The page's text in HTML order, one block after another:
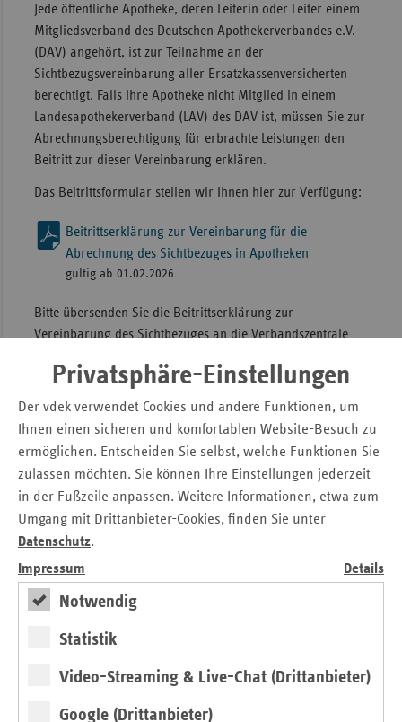
Privatsphäre-Einstellungen
Der vdek verwendet Cookies und andere Funktionen, um
Ihnen einen sicheren und komfortablen Website-Besuch zu
ermöglichen. Entscheiden Sie selbst, welche Funktionen Sie
zulassen möchten. Sie können Ihre Einstellungen jederzeit
in der Fußzeile anpassen. Weitere Informationen, etwa zum
Umgang mit Drittanbieter-Cookies, finden Sie unter
Datenschutz.
Impressum
Details
Notwendig
Statistik
Video-Streaming & Live-Chat (Drittanbieter)
Google (Drittanbieter)
Jede öffentliche Apotheke, deren Leiterin oder Leiter einem
Mitgliedsverband des Deutschen Apothekerverbandes e.V.
(DAV) angehört, ist zur Teilnahme an der
Sichtbezugsvereinbarung aller Ersatzkassenversicherten
berechtigt. Falls Ihre Apotheke nicht Mitglied in einem
Landesapothekerverband (LAV) des DAV ist, müssen Sie zur
Abrechnungsberechtigung für erbrachte Leistungen den
Beitritt zur dieser Vereinbarung erklären.
Das Beitrittsformular stellen wir Ihnen hier zur Verfügung:
Beitrittserklärung zur Vereinbarung für die
Abrechnung des Sichtbezuges in Apotheken
gültig ab 01.02.2026
Bitte übersenden Sie die Beitrittserklärung zur
Vereinbarung des Sichtbezuges an die Verbandszentrale
Impfstoffversorgung
Impfungen sind ein zentraler Bestandteil der
Gesundheitsversorgung und spielen eine entscheidende
Rolle bei der Bekämpfung von Infektionskrankheiten.
Ständige Impfkommission (STIKO
) arbeitet als
unabhängiges Gremium und empfiehlt Impfungen für die
und Forschungsergebnisse. Diese Empfehlungen werden in
der Schutzimpfungs-Richtlinie des
SGB V festgelegten Leistungsumfang der gesetzlichen